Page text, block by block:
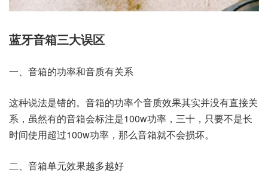
蓝牙音箱三大误区
一、音箱的功率和音质有关系
这种说法是错的。音箱的功率个音质效果其实并没有直接关
系，虽然有的音箱会标注是100w功率，三十，只要不是长
时间使用超过100w功率，那么音箱就不会损坏。
二、音箱单元效果越多越好